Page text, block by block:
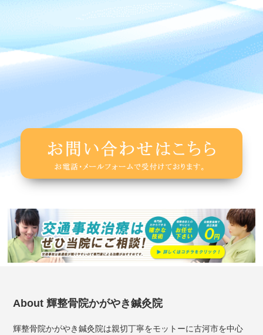
About 輝整骨院かがやき鍼灸院
輝整骨院かがやき鍼灸院は親切丁寧をモットーに古河市を中心